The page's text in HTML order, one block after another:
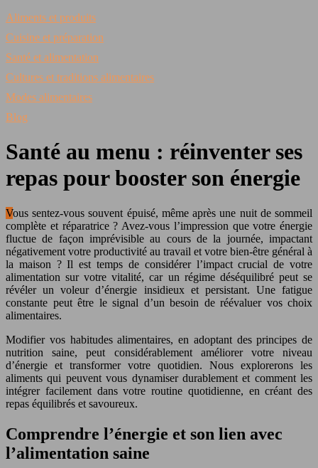
Aliments et produits
Cuisine et préparation
Santé et alimentation
Cultures et traditions alimentaires
Modes alimentaires
Blog
Santé au menu : réinventer ses
repas pour booster son énergie
Vous sentez-vous souvent épuisé, même après une nuit de sommeil
complète et réparatrice ? Avez-vous l’impression que votre énergie
fluctue de façon imprévisible au cours de la journée, impactant
négativement votre productivité au travail et votre bien-être général à
la maison ? Il est temps de considérer l’impact crucial de votre
alimentation sur votre vitalité, car un régime déséquilibré peut se
révéler un voleur d’énergie insidieux et persistant. Une fatigue
constante peut être le signal d’un besoin de réévaluer vos choix
alimentaires.
Modifier vos habitudes alimentaires, en adoptant des principes de
nutrition saine, peut considérablement améliorer votre niveau
d’énergie et transformer votre quotidien. Nous explorerons les
aliments qui peuvent vous dynamiser durablement et comment les
intégrer facilement dans votre routine quotidienne, en créant des
repas équilibrés et savoureux.
Comprendre l’énergie et son lien avec
l’alimentation saine